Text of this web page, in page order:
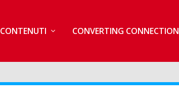
CONTENUTI CONVERTING CONNECTION